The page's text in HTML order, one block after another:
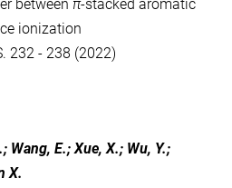
between π-stacked aromatic
ionization
232 - 238 (2022)
Wang, E.; Xue, X.; Wu, Y.;
X.